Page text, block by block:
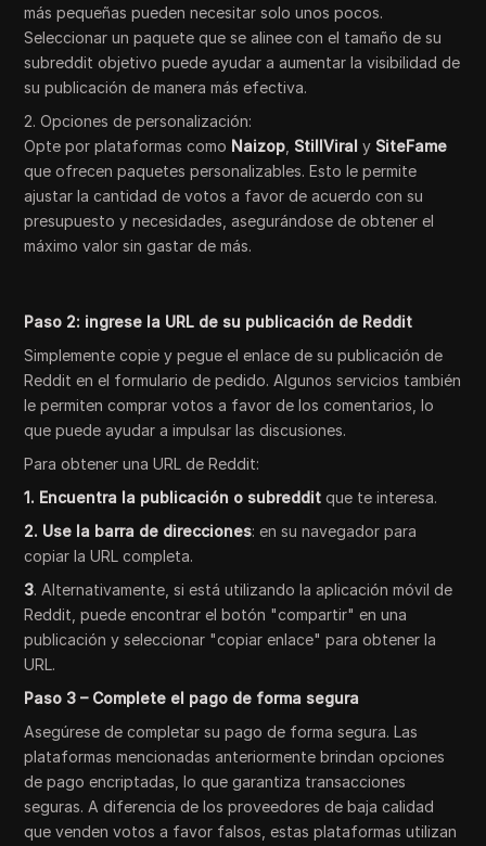
más pequeñas pueden necesitar solo unos pocos.
Seleccionar un paquete que se alinee con el tamaño de su
subreddit objetivo puede ayudar a aumentar la visibilidad de
su publicación de manera más efectiva.
2. Opciones de personalización:
Opte por plataformas como Naizop, StillViral y SiteFame
que ofrecen paquetes personalizables. Esto le permite
ajustar la cantidad de votos a favor de acuerdo con su
presupuesto y necesidades, asegurándose de obtener el
máximo valor sin gastar de más.
Paso 2: ingrese la URL de su publicación de Reddit
Simplemente copie y pegue el enlace de su publicación de
Reddit en el formulario de pedido. Algunos servicios también
le permiten comprar votos a favor de los comentarios, lo
que puede ayudar a impulsar las discusiones.
Para obtener una URL de Reddit:
1. Encuentra la publicación o subreddit que te interesa.
2. Use la barra de direcciones: en su navegador para
copiar la URL completa.
3. Alternativamente, si está utilizando la aplicación móvil de
Reddit, puede encontrar el botón "compartir" en una
publicación y seleccionar "copiar enlace" para obtener la
URL.
Paso 3 – Complete el pago de forma segura
Asegúrese de completar su pago de forma segura. Las
plataformas mencionadas anteriormente brindan opciones
de pago encriptadas, lo que garantiza transacciones
seguras. A diferencia de los proveedores de baja calidad
que venden votos a favor falsos, estas plataformas utilizan